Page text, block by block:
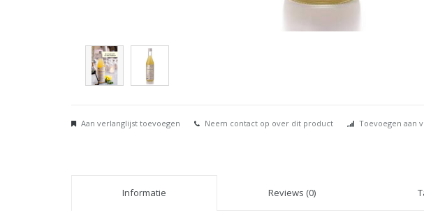
Aan verlanglijst toevoegen Neem contact op over dit product Toevoegen aan
Informatie Reviews (0)